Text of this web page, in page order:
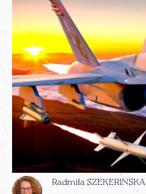
Radmiła SZEKERINSKA